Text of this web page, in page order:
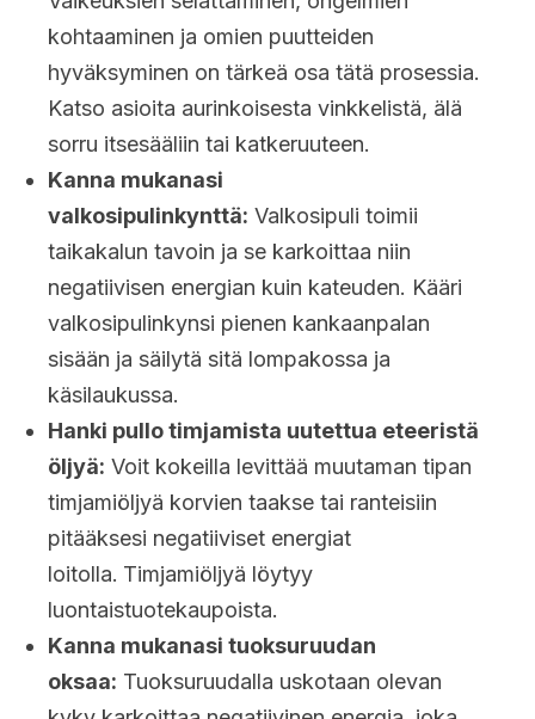
kohtaaminen ja omien puutteiden
hyväksyminen on tärkeä osa tätä prosessia.
Katso asioita aurinkoisesta vinkkelistä, älä
sorru itsesääliin tai katkeruuteen.
Kanna mukanasi
valkosipulinkynttä: Valkosipuli toimii
taikakalun tavoin ja se karkoittaa niin
negatiivisen energian kuin kateuden. Kääri
valkosipulinkynsi pienen kankaanpalan
sisään ja säilytä sitä lompakossa ja
käsilaukussa.
Hanki pullo timjamista uutettua eteeristä
öljyä: Voit kokeilla levittää muutaman tipan
timjamiöljyä korvien taakse tai ranteisiin
pitääksesi negatiiviset energiat
loitolla. Timjamiöljyä löytyy
luontaistuotekaupoista.
Kanna mukanasi tuoksuruudan
oksaa: Tuoksuruudalla uskotaan olevan